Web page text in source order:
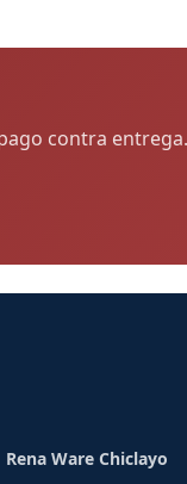
contra entrega.
Rena Ware Chiclayo